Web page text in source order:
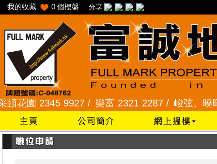
我的收藏 0 個樓盤 分享
園 2345 9927 /樂富 2321 2287 /峻弦、曉暉